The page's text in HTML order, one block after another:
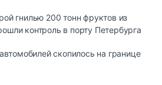
гнилью 200 тонн фруктов из
контроль в порту Петербурга
скопилось на границе